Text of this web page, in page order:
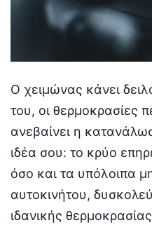
Ο χειμώνας κάνει
του, οι θερμοκρασίες
ανεβαίνει η
ιδέα σου: το κρύο
όσο και τα υπόλοιπα
αυτοκινήτου,
ιδανικής